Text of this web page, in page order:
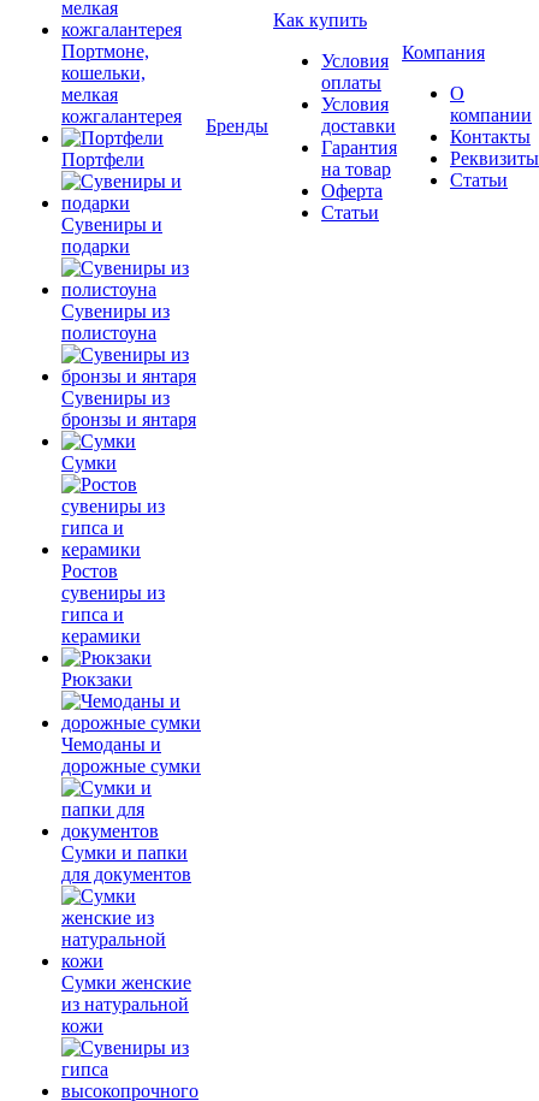
Портмоне,
кошельки,
мелкая
кожгалантерея
Портфели
Сувениры и
подарки
Сувениры из
полистоуна
Сувениры из
бронзы и янтаря
Сумки
Ростов
сувениры из
гипса и
керамики
Рюкзаки
Чемоданы и
дорожные сумки
Сумки и папки
для документов
Сумки женские
из натуральной
кожи
Бренды
Как купить
Условия
оплаты
Условия
доставки
Гарантия
на товар
Оферта
Статьи
Компания
О
компании
Контакты
Реквизиты
Статьи